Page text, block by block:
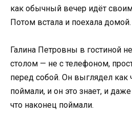
как обычный вечер идёт
Потом встала и поехала домой.
Галина Петровны в гостиной
столом — не с телефоном,
перед собой. Он выглядел как
поймали, и он это знает, и
что наконец поймали.